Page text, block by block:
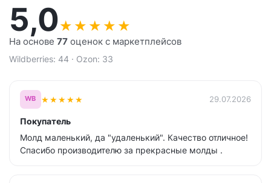
5,0★ ★ ★ ★ ★
На основе 77 оценок с маркетплейсов
Wildberries: 44 · Ozon: 33
WB ★★★★★ 29.07.2026
Покупатель
Молд маленький, да "удаленький". Качество отличное!
Спасибо производителю за прекрасные молды .